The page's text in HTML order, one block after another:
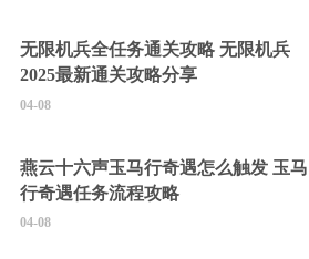
无限机兵全任务通关攻略 无限机兵
2025最新通关攻略分享
04-08
燕云十六声玉马行奇遇怎么触发 玉马
行奇遇任务流程攻略
04-08